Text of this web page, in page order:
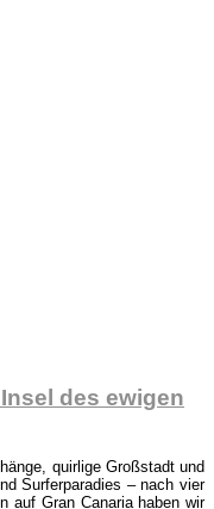
des ewigen
quirlige Großstadt und
Surferparadies – nach vier
auf Gran Canaria haben wir